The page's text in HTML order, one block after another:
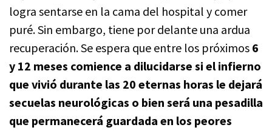
logra sentarse en la cama del hospital y comer
puré. Sin embargo, tiene por delante una ardua
recuperación. Se espera que entre los próximos 6
y 12 meses comience a dilucidarse si el infierno
que vivió durante las 20 eternas horas le dejará
secuelas neurológicas o bien será una pesadilla
que permanecerá guardada en los peores